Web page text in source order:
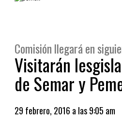
Comisión llegará en
Visitarán
de Semar y
29 febrero, 2016 a las 9:05 am